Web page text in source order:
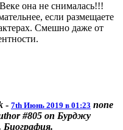
она не снималась!!!
если размещаете
Смешно даже от
- 7th Июнь 2019 в 01:23 none
#805 on Бурджу